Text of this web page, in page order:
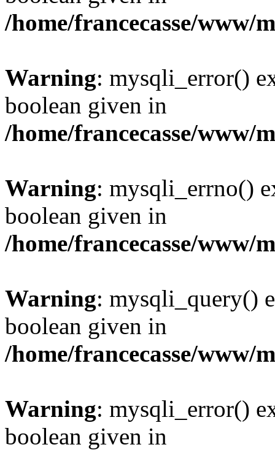
/home/francecasse/www/
Warning: mysqli_error()
boolean given in
/home/francecasse/www/
Warning: mysqli_errno()
boolean given in
/home/francecasse/www/
Warning: mysqli_query()
boolean given in
/home/francecasse/www/
Warning: mysqli_error()
boolean given in